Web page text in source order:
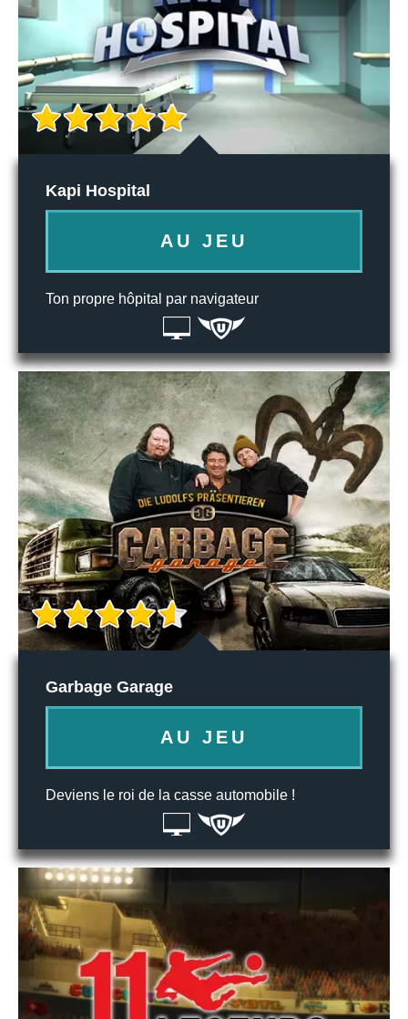
Kapi Hospital
AU JEU
Ton propre hôpital par navigateur
Garbage Garage
AU JEU
Deviens le roi de la casse automobile !